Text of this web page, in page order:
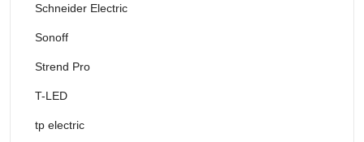
Schneider Electric
Sonoff
Strend Pro
T-LED
tp electric